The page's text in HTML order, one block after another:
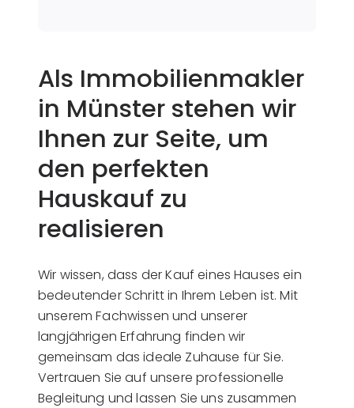
Als Immobilienmakler
in Münster stehen wir
Ihnen zur Seite, um
den perfekten
Hauskauf zu
realisieren
Wir wissen, dass der Kauf eines Hauses ein
bedeutender Schritt in Ihrem Leben ist. Mit
unserem Fachwissen und unserer
langjährigen Erfahrung finden wir
gemeinsam das ideale Zuhause für Sie.
Vertrauen Sie auf unsere professionelle
Begleitung und lassen Sie uns zusammen